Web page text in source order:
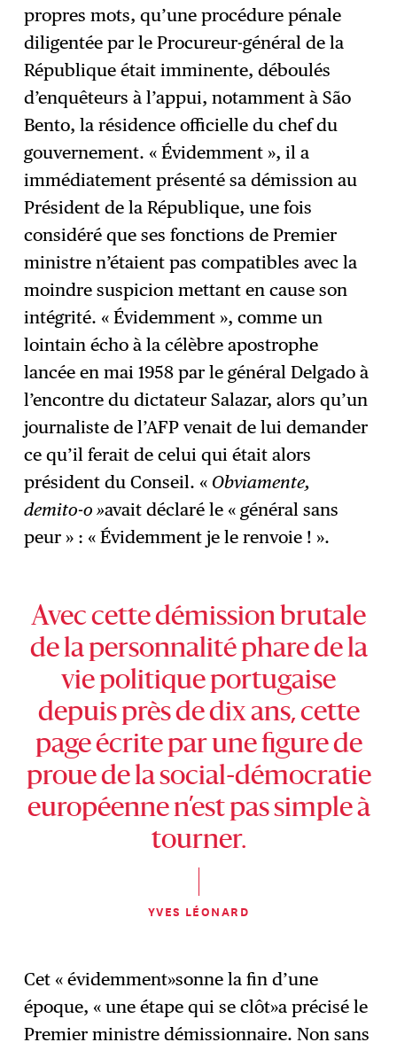
propres mots, qu’une procédure pénale
diligentée par le Procureur-général de la
République était imminente, déboulés
d’enquêteurs à l’appui, notamment à São
Bento, la résidence officielle du chef du
gouvernement. « Évidemment », il a
immédiatement présenté sa démission au
Président de la République, une fois
considéré que ses fonctions de Premier
ministre n’étaient pas compatibles avec la
moindre suspicion mettant en cause son
intégrité. « Évidemment », comme un
lointain écho à la célèbre apostrophe
lancée en mai 1958 par le général Delgado à
l’encontre du dictateur Salazar, alors qu’un
journaliste de l’AFP venait de lui demander
ce qu’il ferait de celui qui était alors
président du Conseil. « Obviamente,
demito-o »avait déclaré le « général sans
peur » : « Évidemment je le renvoie ! ».
Avec cette démission brutale
de la personnalité phare de la
vie politique portugaise
depuis près de dix ans, cette
page écrite par une figure de
proue de la social-démocratie
européenne n’est pas simple à
tourner.
YVES LÉONARD
Cet « évidemment»sonne la fin d’une
époque, « une étape qui se clôt»a précisé le
Premier ministre démissionnaire. Non sans